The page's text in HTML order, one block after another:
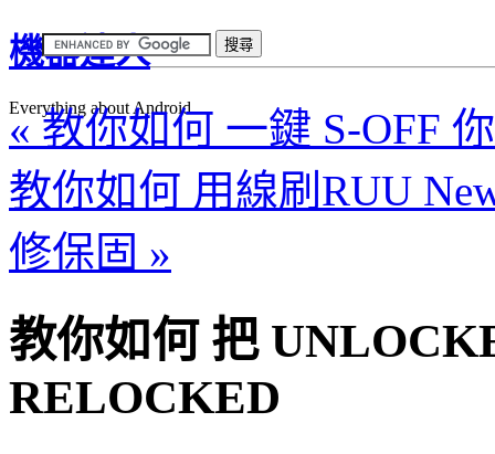
機器達人
Everything about Android
« 教你如何 一鍵 S-OFF
教你如何 用線刷RUU
修保固 »
教你如何 把
RELOCKED